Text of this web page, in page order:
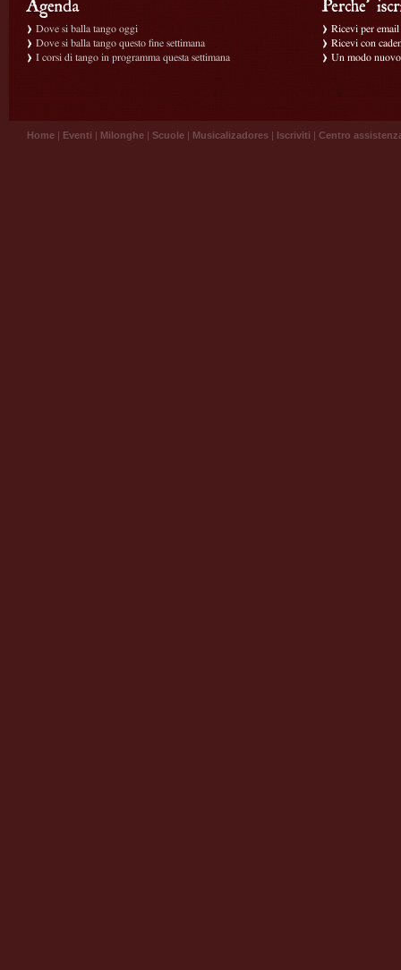
Dove si balla tango oggi
Dove si balla tango questo fine settimana
I corsi di tango in programma questa settimana
Ricevi per
Ricevi con
Un modo
Home | Eventi | Milonghe | Scuole | Musicalizadores | Iscriviti | Centro